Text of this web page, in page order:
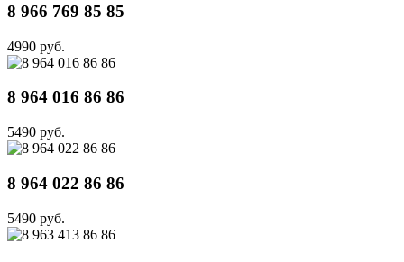
8 966 769 85 85
4990 руб.
8 964 016 86 86
5490 руб.
8 964 022 86 86
5490 руб.